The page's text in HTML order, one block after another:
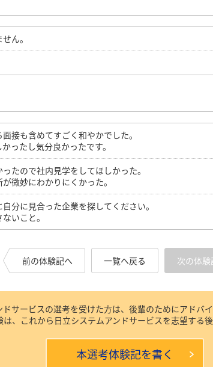
ん。
接も含めてすごく和やかでした。
ったし気分良かったです。
たので社内見学をしてほしかった。
微妙にわかりにくかった。
分に見合った企業を探してください。
いこと。
前の体験記へ 一覧へ戻る 次の体験
ドサービスの選考を受けた方は、後輩のためにアドバ
、これから日立システムアンドサービスを志望する
本選考体験記を書く